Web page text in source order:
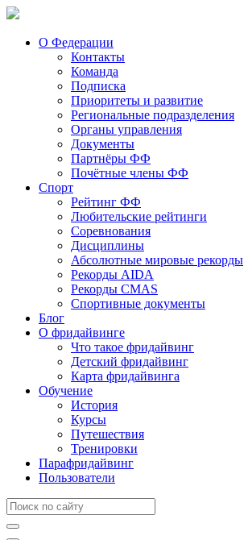
О Федерации
Контакты
Команда
Подписка
Приоритеты и развитие
Региональные подразделения
Органы управления
Документы
Партнёры ФФ
Почётные члены ФФ
Спорт
Рейтинг ФФ
Любительские рейтинги
Соревнования
Дисциплины
Абсолютные мировые рекорды
Рекорды AIDA
Рекорды CMAS
Спортивные документы
Блог
О фридайвинге
Что такое фридайвинг
Детский фридайвинг
Карта фридайвинга
Обучение
История
Курсы
Путешествия
Тренировки
Парафридайвинг
Пользователи